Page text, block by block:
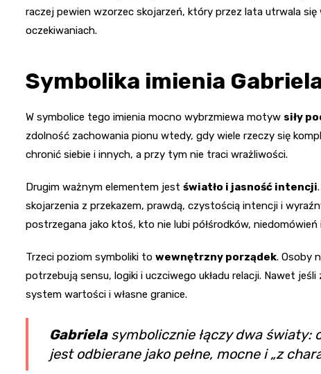
raczej pewien wzorzec skojarzeń, który przez lata utrwala
oczekiwaniach.
Symbolika imienia
W symbolice tego imienia mocno wybrzmiewa motyw siły
zdolność zachowania pionu wtedy, gdy wiele rzeczy się
chronić siebie i innych, a przy tym nie traci wrażliwości.
Drugim ważnym elementem jest światło i jasność intencji
skojarzenia z przekazem, prawdą, czystością intencji i
postrzegana jako ktoś, kto nie lubi półśrodków, niedomówień
Trzeci poziom symboliki to wewnętrzny porządek. Osoby
potrzebują sensu, logiki i uczciwego układu relacji. Nawet
system wartości i własne granice.
Gabrielasymbolicznie łączy dwa światy:
jest odbierane jako pełne, mocne i „z